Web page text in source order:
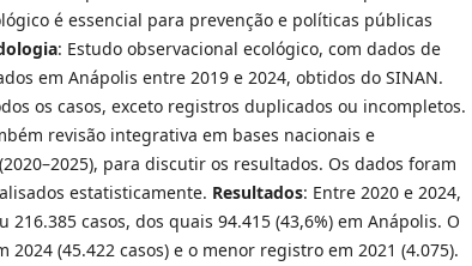
é essencial para prevenção e políticas públicas
: Estudo observacional ecológico, com dados de
em Anápolis entre 2019 e 2024, obtidos do SINAN.
os casos, exceto registros duplicados ou incompletos.
revisão integrativa em bases nacionais e
para discutir os resultados. Os dados foram
estatisticamente. Resultados: Entre 2020 e 2024,
216.385 casos, dos quais 94.415 (43,6%) em Anápolis. O
2024 (45.422 casos) e o menor registro em 2021 (4.075).